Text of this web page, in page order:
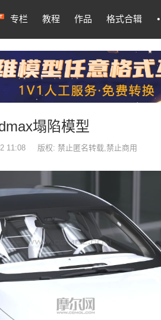
专栏 教程 作品 格式合辑
塌陷模型
11:08 版权: 禁止匿名转载,禁止商用